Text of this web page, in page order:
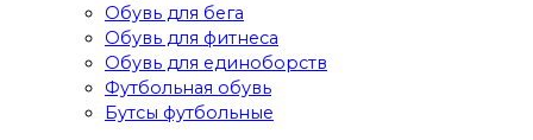
Обувь для бега
Обувь для фитнеса
Обувь для единоборств
Футбольная обувь
Бутсы футбольные